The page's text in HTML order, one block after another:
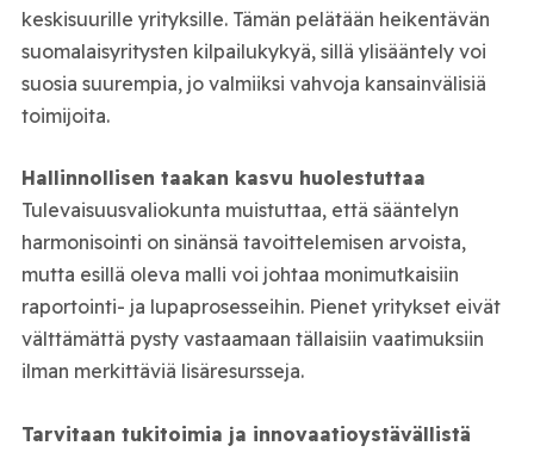
keskisuurille yrityksille. Tämän pelätään heikentävän
suomalaisyritysten kilpailukykyä, sillä ylisääntely voi
suosia suurempia, jo valmiiksi vahvoja kansainvälisiä
toimijoita.
Hallinnollisen taakan kasvu huolestuttaa
Tulevaisuusvaliokunta muistuttaa, että sääntelyn
harmonisointi on sinänsä tavoittelemisen arvoista,
mutta esillä oleva malli voi johtaa monimutkaisiin
raportointi- ja lupaprosesseihin. Pienet yritykset eivät
välttämättä pysty vastaamaan tällaisiin vaatimuksiin
ilman merkittäviä lisäresursseja.
Tarvitaan tukitoimia ja innovaatioystävällistä